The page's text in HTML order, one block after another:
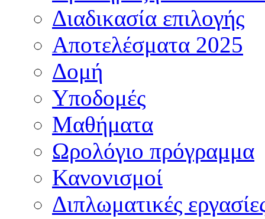
Διαδικασία επιλογής
Αποτελέσματα 2025
Δομή
Υποδομές
Μαθήματα
Ωρολόγιο πρόγραμμα
Κανονισμοί
Διπλωματικές